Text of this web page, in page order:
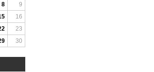
8
9
16
23
30